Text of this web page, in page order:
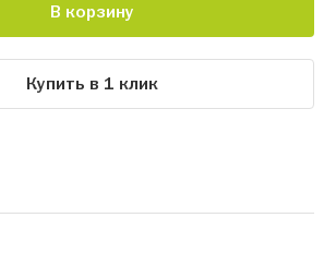
В корзину
Купить в 1 клик